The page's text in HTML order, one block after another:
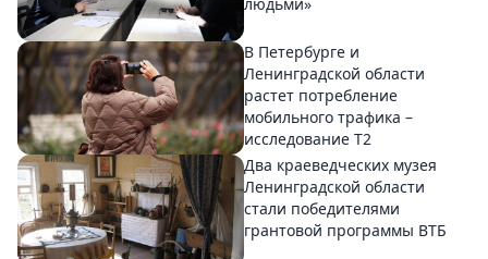
В Петербурге и
Ленинградской области
растет потребление
мобильного трафика –
исследование T2
Два краеведческих музея
Ленинградской области
стали победителями
грантовой программы ВТБ